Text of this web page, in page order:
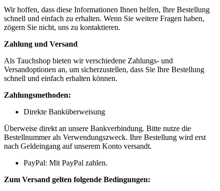
Wir hoffen, dass diese Informationen Ihnen helfen, Ihre Bestellung
schnell und einfach zu erhalten. Wenn Sie weitere Fragen haben,
zögern Sie nicht, uns zu kontaktieren.
Zahlung und Versand
Als Tauchshop bieten wir verschiedene Zahlungs- und
Versandoptionen an, um sicherzustellen, dass Sie Ihre Bestellung
schnell und einfach erhalten können.
Zahlungsmethoden:
Direkte Banküberweisung
Überweise direkt an unsere Bankverbindung. Bitte nutze die
Bestellnummer als Verwendungszweck. Ihre Bestellung wird erst
nach Geldeingang auf unserem Konto versandt.
PayPal: Mit PayPal zahlen.
Zum Versand gelten folgende Bedingungen: